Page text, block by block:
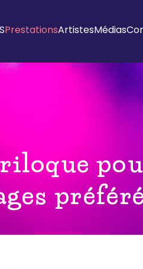
PrestationsArtistesMédias